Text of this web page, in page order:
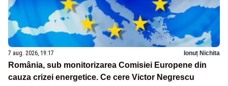
7 aug. 2026, 19:17 Ionuț Nichita
România, sub monitorizarea Comisiei Europene din
cauza crizei energetice. Ce cere Victor Negrescu